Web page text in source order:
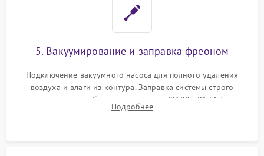
5. Вакуумирование и заправка фреоном
Подключение вакуумного насоса для полного удаления
воздуха и влаги из контура. Заправка системы строго
дозированным объемом хладагента (R600a, R134a) по
электронным весам. Контроль рабочего давления в системе.
Подробнее